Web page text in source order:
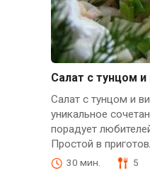
Салат с тунцом
Салат с тунцом и
уникальное
порадует
Простой в
30 мин. 5